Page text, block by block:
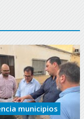
municipios